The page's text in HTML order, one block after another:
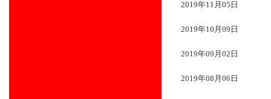
2019年11月05日
2019年10月09日
2019年09月02日
2019年08月06日